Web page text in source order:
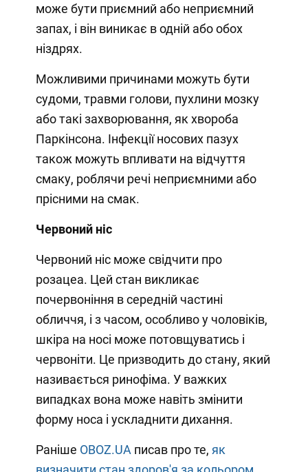
може бути приємний або неприємний
запах, і він виникає в одній або обох
ніздрях.
Можливими причинами можуть бути
судоми, травми голови, пухлини мозку
або такі захворювання, як хвороба
Паркінсона. Інфекції носових пазух
також можуть впливати на відчуття
смаку, роблячи речі неприємними або
прісними на смак.
Червоний ніс
Червоний ніс може свідчити про
розацеа. Цей стан викликає
почервоніння в середній частині
обличчя, і з часом, особливо у чоловіків,
шкіра на носі може потовщуватись і
червоніти. Це призводить до стану, який
називається ринофіма. У важких
випадках вона може навіть змінити
форму носа і ускладнити дихання.
Раніше OBOZ.UA писав про те, як